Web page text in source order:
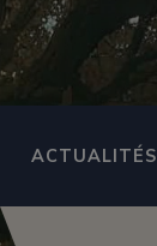
ACTUALITÉS